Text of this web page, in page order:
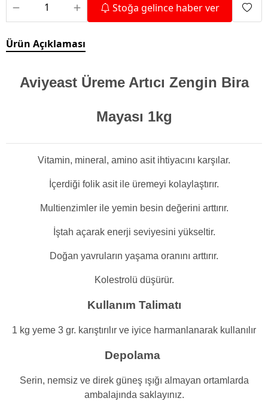
Stoğa gelince haber ver
Ürün Açıklaması
Aviyeast Üreme Artıcı Zengin Bira
Mayası 1kg
Vitamin, mineral, amino asit ihtiyacını karşılar.
İçerdiği folik asit ile üremeyi kolaylaştırır.
Multienzimler ile yemin besin değerini arttırır.
İştah açarak enerji seviyesini yükseltir.
Doğan yavruların yaşama oranını arttırır.
Kolestrolü düşürür.
Kullanım Talimatı
1 kg yeme 3 gr. karıştırılır ve iyice harmanlanarak kullanılır
Depolama
Serin, nemsiz ve direk güneş ışığı almayan ortamlarda
ambalajında saklayınız.